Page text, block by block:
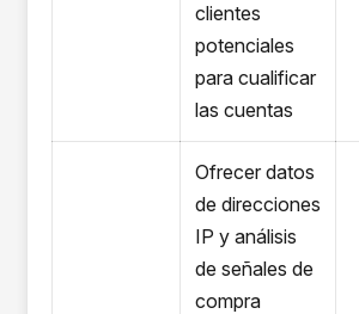
clientes
potenciales
para cualificar
las cuentas
Ofrecer datos
de direcciones
IP y análisis
de señales de
compra